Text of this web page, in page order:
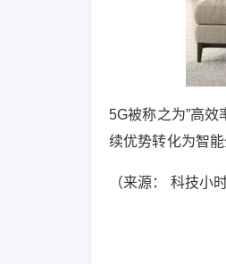
5G被称之为”高
续优势转化为智
（来源： 科技小